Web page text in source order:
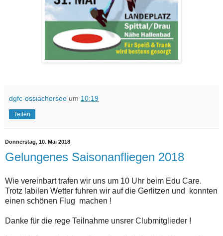
dgfc-ossiachersee um 10:19
Teilen
Donnerstag, 10. Mai 2018
Gelungenes Saisonanfliegen 2018
Wie vereinbart trafen wir uns um 10 Uhr beim Edu Care.
Trotz labilen Wetter fuhren wir auf die Gerlitzen und konnten
einen schönen Flug machen !
Danke für die rege Teilnahme unsrer Clubmitglieder !